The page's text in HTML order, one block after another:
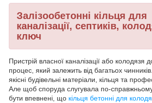
Залізообетонні кільця для
каналізації, септиків,
ключ
Пристрій власної каналізації або колодязя
процес, який залежить від багатьох
якісні будівельні матеріали, кільця та
Але щоб споруда слугувала по-
бути впевнені, що кільця бетонні для